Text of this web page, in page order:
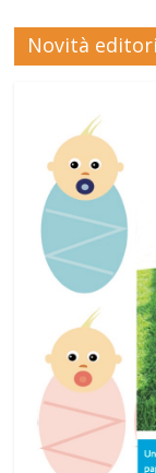
Novità